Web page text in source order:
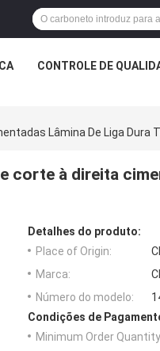
CONTROLE DE
Lâmina De Liga Dura
corte à direita
Detalhes do produto:
Place of Origin:
Marca:
Número do modelo:
Condições de
Minimum Order